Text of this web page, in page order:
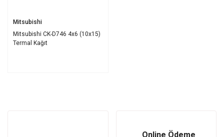
Mitsubishi
Mitsubishi CK-D746 4x6 (10x15)
Termal Kağıt
Online Ödeme